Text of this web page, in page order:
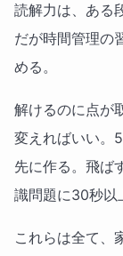
読解力は、ある
だが時間管理の
める。
解けるのに点が
変えればいい。
先に作る。飛ば
識問題に30秒以
これらは全て、